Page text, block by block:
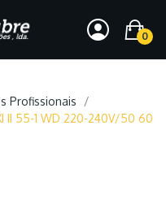
0
Profissionais
II 55-1 WD 220-240V/50 60